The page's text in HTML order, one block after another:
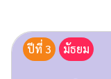
ปีที่ 3 มัธยม